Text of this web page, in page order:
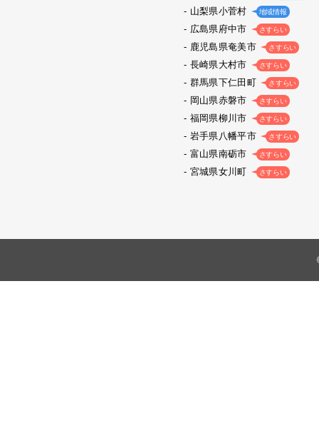
山梨県小菅村 地域情報
広島県府中市 さすらい
鹿児島県奄美市 さすらい
長崎県大村市 さすらい
群馬県下仁田町 さすらい
岡山県赤磐市 さすらい
福岡県柳川市 さすらい
岩手県八幡平市 さすらい
富山県南砺市 さすらい
宮城県女川町 さすらい